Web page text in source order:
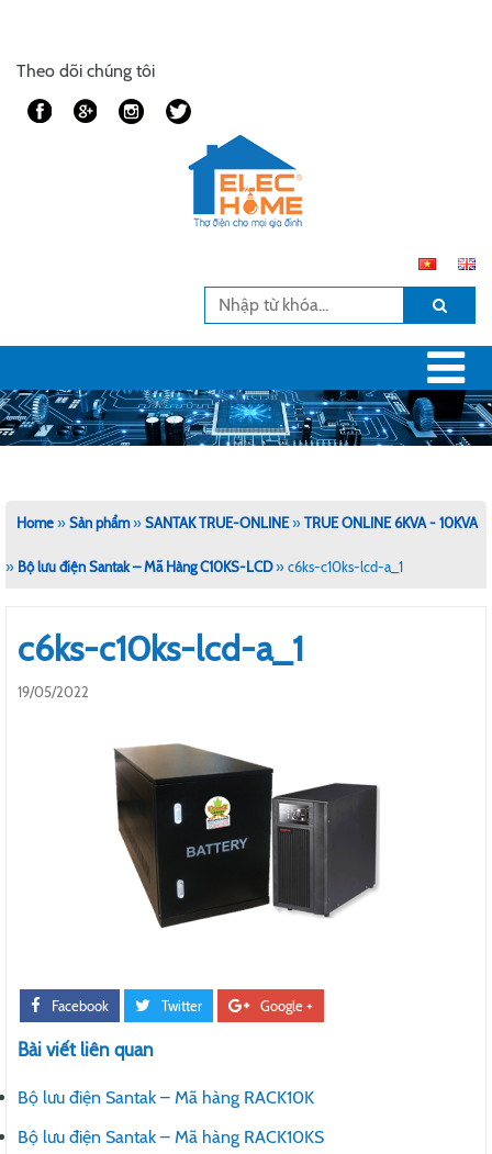
Theo dõi chúng tôi
Home»Sản phẩm»SANTAK TRUE-ONLINE»TRUE ONLINE 6KVA - 10KVA
» Bộ lưu điện Santak – Mã Hàng C10KS-LCD»c6ks-c10ks-lcd-a_1
c6ks-c10ks-lcd-a_1
19/05/2022
Facebook Twitter Google +
Bài viết liên quan
Bộ lưu điện Santak – Mã hàng RACK10K
Bộ lưu điện Santak – Mã hàng RACK10KS